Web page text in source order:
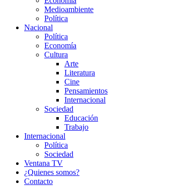
Medioambiente
Política
Nacional
Política
Economía
Cultura
Arte
Literatura
Cine
Pensamientos
Internacional
Sociedad
Educación
Trabajo
Internacional
Política
Sociedad
Ventana TV
¿Quienes somos?
Contacto